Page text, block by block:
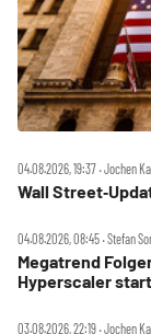
04.08.2026, 19:37 ‧ Jochen
Wall
04.08.2026, 08:45 ‧ Stefan
Megatrend
Hyperscaler
03.08.2026, 22:19 ‧ Jochen